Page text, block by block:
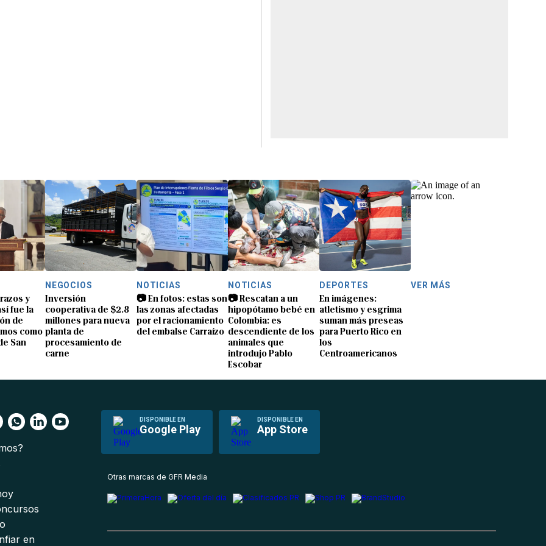
y
fue la
de
como
San
NEGOCIOS
Inversión
cooperativa de $2.8
millones para nueva
planta de
procesamiento de
carne
NOTICIAS
📷 En fotos: estas son
las zonas afectadas
por el racionamiento
del embalse Carraízo
NOTICIAS
📷 Rescatan a un
hipopótamo bebé en
Colombia: es
descendiente de los
animales que
introdujo Pablo
Escobar
DEPORTES
En imágenes:
atletismo y esgrima
suman más preseas
para Puerto Rico en
los
Centroamericanos
VER MÁS
DISPONIBLE EN
Google Play
DISPONIBLE EN
App Store
en
Otras marcas de GFR Media